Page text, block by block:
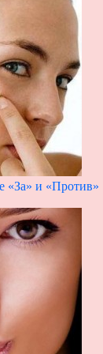
«За» и «Против»